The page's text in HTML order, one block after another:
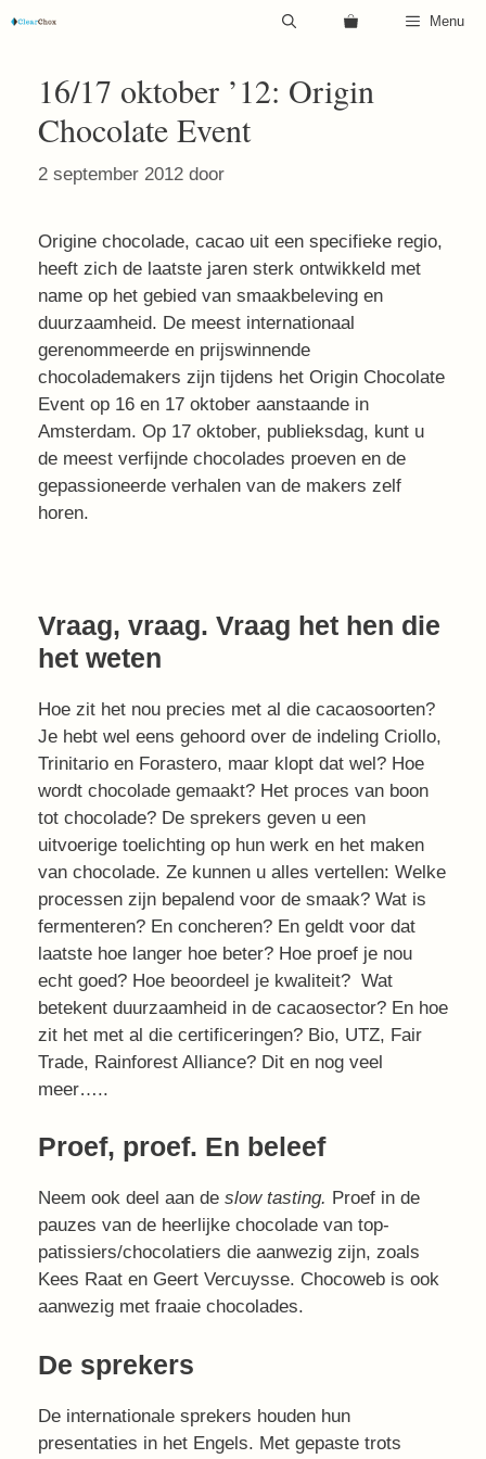
Ga
Menu
16/17 oktober ’12: Origin
Chocolate Event
2 september 2012 door
Origine chocolade, cacao uit een specifieke regio,
heeft zich de laatste jaren sterk ontwikkeld met
name op het gebied van smaakbeleving en
duurzaamheid. De meest internationaal
gerenommeerde en prijswinnende
chocolademakers zijn tijdens het Origin Chocolate
Event op 16 en 17 oktober aanstaande in
Amsterdam. Op 17 oktober, publieksdag, kunt u
de meest verfijnde chocolades proeven en de
gepassioneerde verhalen van de makers zelf
horen.
Vraag, vraag. Vraag het hen die
het weten
Hoe zit het nou precies met al die cacaosoorten?
Je hebt wel eens gehoord over de indeling Criollo,
Trinitario en Forastero, maar klopt dat wel? Hoe
wordt chocolade gemaakt? Het proces van boon
tot chocolade? De sprekers geven u een
uitvoerige toelichting op hun werk en het maken
van chocolade. Ze kunnen u alles vertellen: Welke
processen zijn bepalend voor de smaak? Wat is
fermenteren? En concheren? En geldt voor dat
laatste hoe langer hoe beter? Hoe proef je nou
echt goed? Hoe beoordeel je kwaliteit? Wat
betekent duurzaamheid in de cacaosector? En hoe
zit het met al die certificeringen? Bio, UTZ, Fair
Trade, Rainforest Alliance? Dit en nog veel
meer…..
Proef, proef. En beleef
Neem ook deel aan de slow tasting. Proef in de
pauzes van de heerlijke chocolade van top-
patissiers/chocolatiers die aanwezig zijn, zoals
Kees Raat en Geert Vercuysse. Chocoweb is ook
aanwezig met fraaie chocolades.
De sprekers
De internationale sprekers houden hun
presentaties in het Engels. Met gepaste trots